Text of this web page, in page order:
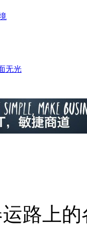
无光
元
路上的